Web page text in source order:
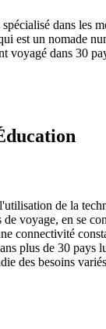
dans les
est un nomade
voyagé dans 30
de la
voyage, en se
connectivité
plus de 30 pays
des besoins